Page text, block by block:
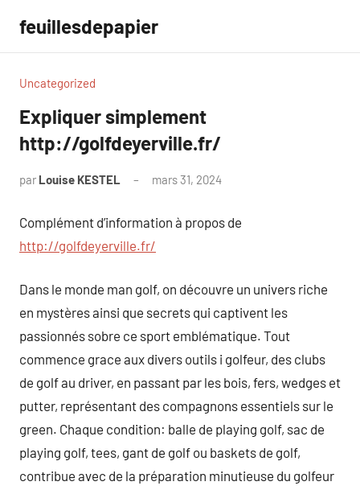
contenu
feuillesdepapier
Uncategorized
Expliquer simplement
http://golfdeyerville.fr/
par Louise KESTEL mars 31, 2024
Complément d’information à propos de
http://golfdeyerville.fr/
Dans le monde man golf, on découvre un univers riche
en mystères ainsi que secrets qui captivent les
passionnés sobre ce sport emblématique. Tout
commence grace aux divers outils i golfeur, des clubs
de golf au driver, en passant par les bois, fers, wedges et
putter, représentant des compagnons essentiels sur le
green. Chaque condition: balle de playing golf, sac de
playing golf, tees, gant de golf ou baskets de golf,
contribue avec de la préparation minutieuse du golfeur